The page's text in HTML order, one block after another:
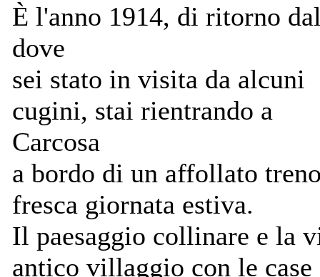
È l'anno 1914, di ritorno
dove
sei stato in visita da alcuni
cugini, stai rientrando a
Carcosa
a bordo di un affollato
fresca giornata estiva.
Il paesaggio collinare e la
antico villaggio con le